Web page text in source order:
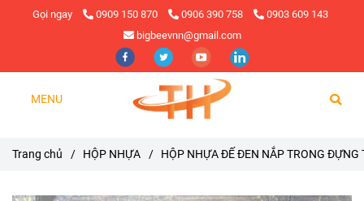
Gọi ngay 0909 150 870 0906 390 758
0903 609 143
bigbeevnn@gmail.com
MENU
Trang chủ / HỘP NHỰA / HỘP NHỰA ĐẾ ĐEN NẮP TRONG ĐỰNG